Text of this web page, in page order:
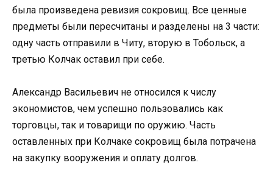
была произведена ревизия сокровищ. Все ценные
предметы были пересчитаны и разделены на 3 части:
одну часть отправили в Читу, вторую в Тобольск, а
третью Колчак оставил при себе.
Александр Васильевич не относился к числу
экономистов, чем успешно пользовались как
торговцы, так и товарищи по оружию. Часть
оставленных при Колчаке сокровищ была потрачена
на закупку вооружения и оплату долгов.